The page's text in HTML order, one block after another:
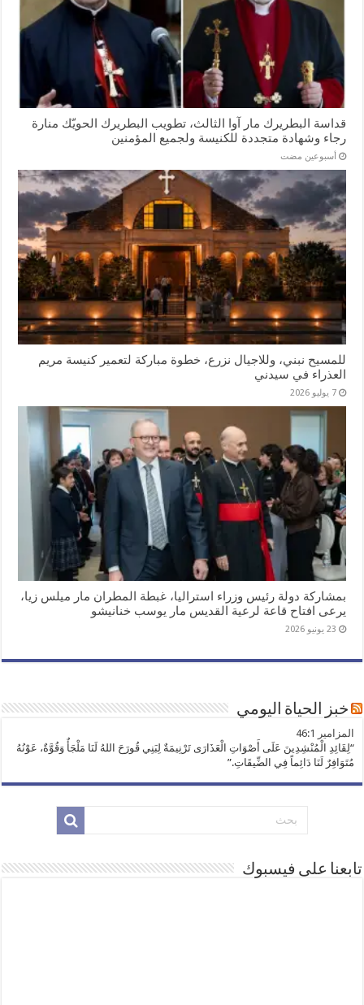
قداسة البطريرك مار آوا الثالث، تطويب البطريرك الحويّك منارة
رجاء وشهادة متجددة للكنيسة ولجميع المؤمنين
‏أسبوعين مضت
للمسيح نبني، وللاجيال نزرع، خطوة مباركة لتعمير كنيسة مريم
العذراء في سيدني
7 يوليو 2026
بمشاركة دولة رئيس وزراء استراليا، غبطة المطران مار ميلس زيا،
يرعى افتاح قاعة لرعية القديس مار يوسب خنانيشو
23 يونيو 2026
خبز الحياة اليومي
ﺍﻟﻤﺰﺍﻣﻴﺮ 46:1
“لِقَائِدِ الْمُنْشِدِينَ عَلَى أَصْوَاتِ الْعَذَارَى تَرْنِيمَةٌ لِبَنِي قُورَحَ اللهُ لَنَا مَلْجَأٌ وَقُوَّةٌ، عَوْنُهُ
مُتَوَافِرٌ لَنَا دَائِماً فِي الضِّيقَاتِ.”
تابعنا على فيسبوك